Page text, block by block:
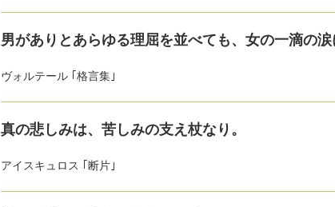
男がありとあらゆる理屈を並べても、女の一滴の涙
ヴォルテール ｢格言集｣
真の悲しみは、苦しみの支え杖なり。
アイスキュロス ｢断片｣